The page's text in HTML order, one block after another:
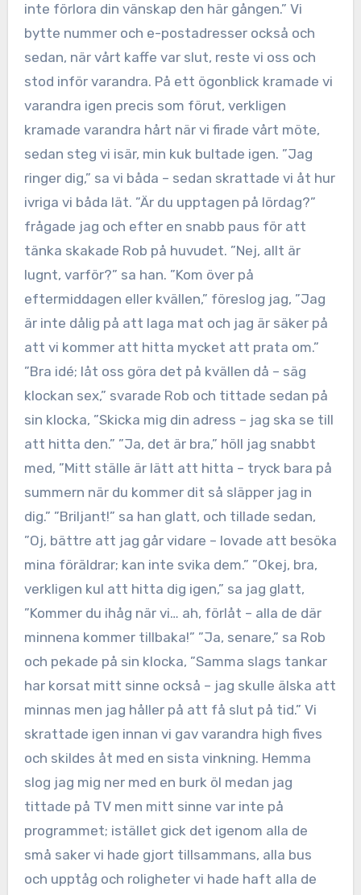
inte förlora din vänskap den här gången.” Vi
bytte nummer och e-postadresser också och
sedan, när vårt kaffe var slut, reste vi oss och
stod inför varandra. På ett ögonblick kramade vi
varandra igen precis som förut, verkligen
kramade varandra hårt när vi firade vårt möte,
sedan steg vi isär, min kuk bultade igen. ”Jag
ringer dig,” sa vi båda – sedan skrattade vi åt hur
ivriga vi båda lät. ”Är du upptagen på lördag?”
frågade jag och efter en snabb paus för att
tänka skakade Rob på huvudet. ”Nej, allt är
lugnt, varför?” sa han. ”Kom över på
eftermiddagen eller kvällen,” föreslog jag, ”Jag
är inte dålig på att laga mat och jag är säker på
att vi kommer att hitta mycket att prata om.”
”Bra idé; låt oss göra det på kvällen då – säg
klockan sex,” svarade Rob och tittade sedan på
sin klocka, ”Skicka mig din adress – jag ska se till
att hitta den.” ”Ja, det är bra,” höll jag snabbt
med, ”Mitt ställe är lätt att hitta – tryck bara på
summern när du kommer dit så släpper jag in
dig.” ”Briljant!” sa han glatt, och tillade sedan,
”Oj, bättre att jag går vidare – lovade att besöka
mina föräldrar; kan inte svika dem.” ”Okej, bra,
verkligen kul att hitta dig igen,” sa jag glatt,
”Kommer du ihåg när vi… ah, förlåt – alla de där
minnena kommer tillbaka!” ”Ja, senare,” sa Rob
och pekade på sin klocka, ”Samma slags tankar
har korsat mitt sinne också – jag skulle älska att
minnas men jag håller på att få slut på tid.” Vi
skrattade igen innan vi gav varandra high fives
och skildes åt med en sista vinkning. Hemma
slog jag mig ner med en burk öl medan jag
tittade på TV men mitt sinne var inte på
programmet; istället gick det igenom alla de
små saker vi hade gjort tillsammans, alla bus
och upptåg och roligheter vi hade haft alla de